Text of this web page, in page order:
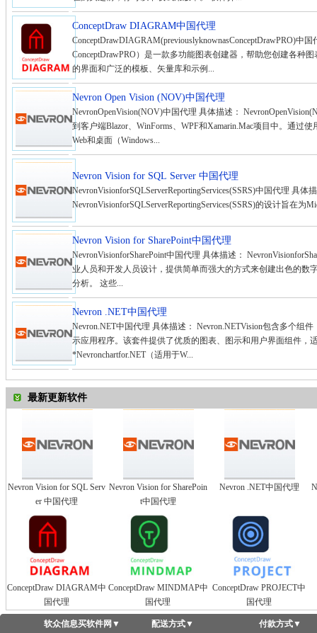
ConceptDraw DIAGRAM中国代理
ConceptDrawDIAGRAM(previouslyknownasConceptDrawPRO)中
ConceptDrawPRO）是一款多功能图表创建器，帮助您创建各种
的界面和广泛的模板、矢量库和示例...
Nevron Open Vision (NOV)中国代理
NevronOpenVision(NOV)中国代理 具体描述：
到客户端Blazor、WinForms、WPF和Xamarin.Mac项目中。通过
Web和桌面（Windows...
Nevron Vision for SQL Server 中国代理
NevronVisionforSQLServerReportingServices(SSRS)中国代理 具体
NevronVisionforSQLServerReportingServices(SSRS)的设计旨在为
Nevron Vision for SharePoint中国代理
NevronVisionforSharePoint中国代理 具体描述：
业人员和开发人员设计，提供简单而强大的方式来创建出色的数
分析。 这些...
Nevron .NET中国代理
Nevron.NET中国代理 具体描述： Nevron.NETVision包含多个组
示应用程序。该套件提供了优质的图表、图示和用户界面组件，
*Nevronchartfor.NET（适用于W...
最新更新软件
Nevron Vision for SQL Serv
er 中国代理
Nevron Vision for SharePoin
t中国代理
Nevron .NET中国代理
ConceptDraw DIAGRAM中
国代理
ConceptDraw MINDMAP中
国代理
ConceptDraw PROJECT中
国代理
软众信息买软件网 ▼ 配送方式▼ 付款方式▼